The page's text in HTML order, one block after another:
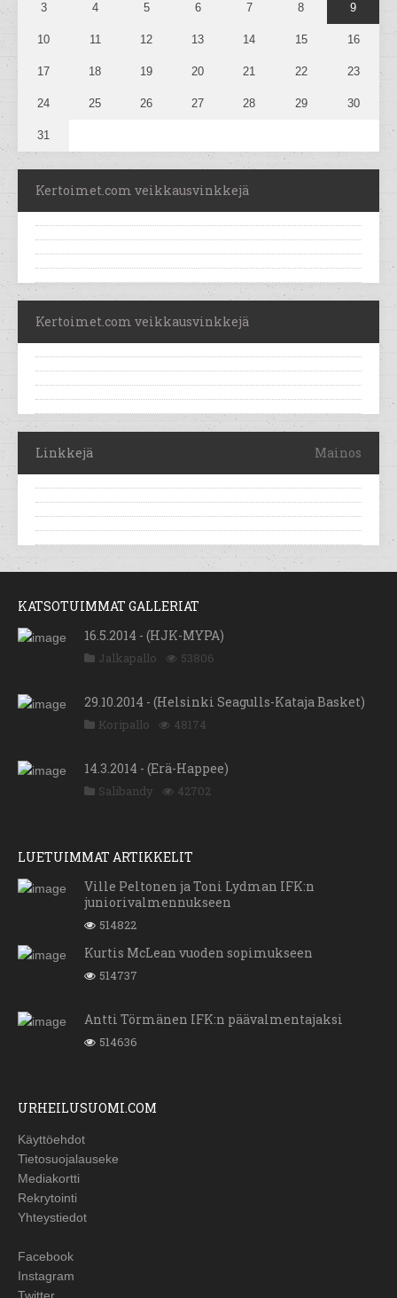
3 4 5 6 7 8 9
10 11 12 13 14 15 16
17 18 19 20 21 22 23
24 25 26 27 28 29 30
31
Kertoimet.com veikkausvinkkejä
Kertoimet.com veikkausvinkkejä
Linkkejä Mainos
KATSOTUIMMAT GALLERIAT
16.5.2014 - (HJK-MYPA)
Jalkapallo 53806
29.10.2014 - (Helsinki Seagulls-Kataja Basket)
Koripallo 48174
14.3.2014 - (Erä-Happee)
Salibandy 42702
LUETUIMMAT ARTIKKELIT
Ville Peltonen ja Toni Lydman IFK:n
juniorivalmennukseen
514822
Kurtis McLean vuoden sopimukseen
514737
Antti Törmänen IFK:n päävalmentajaksi
514636
URHEILUSUOMI.COM
Käyttöehdot
Tietosuojalauseke
Mediakortti
Rekrytointi
Yhteystiedot
Facebook
Instagram